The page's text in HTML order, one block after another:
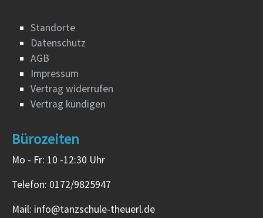
Standorte
Datenschutz
AGB
Impressum
Vertrag widerrufen
Vertrag kündigen
Bürozeiten
Mo - Fr: 10 -12:30 Uhr
Telefon: 0172/9825947
Mail: info@tanzschule-theuerl.de